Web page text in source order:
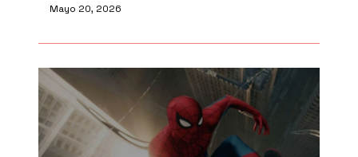
Mayo 20, 2026